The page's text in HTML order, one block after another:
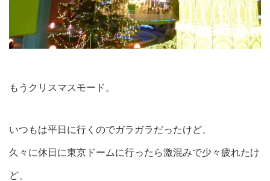
もうクリスマスモード。
いつもは平日に行くのでガラガラだったけど、
久々に休日に東京ドームに行ったら激混みで少々疲れたけ
ど、